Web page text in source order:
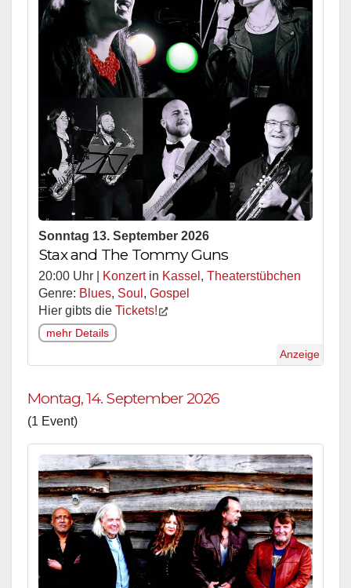
Sonntag 13. September 2026
Stax and The Tommy Guns
20:00 Uhr | Konzertin Kassel , Theaterstübchen
Genre: Blues, Soul , Gospel
Hier gibts die Tickets!
mehr Details
Anzeige
Montag, 14. September 2026
(1 Event)